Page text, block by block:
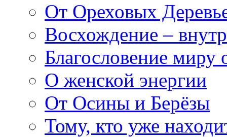
От Ореховых
Восхождение –
Благословение миру
О женской энергии
От Осины и Берёзы
Тому, кто уже